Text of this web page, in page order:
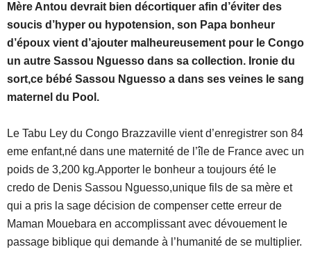
Mère Antou devrait bien décortiquer afin d’éviter des
soucis d’hyper ou hypotension, son Papa bonheur
d’époux vient d’ajouter malheureusement pour le Congo
un autre Sassou Nguesso dans sa collection. Ironie du
sort,ce bébé Sassou Nguesso a dans ses veines le sang
maternel du Pool.
Le Tabu Ley du Congo Brazzaville vient d’enregistrer son 84
eme enfant,né dans une maternité de l’île de France avec un
poids de 3,200 kg.Apporter le bonheur a toujours été le
credo de Denis Sassou Nguesso,unique fils de sa mère et
qui a pris la sage décision de compenser cette erreur de
Maman Mouebara en accomplissant avec dévouement le
passage biblique qui demande à l’humanité de se multiplier.